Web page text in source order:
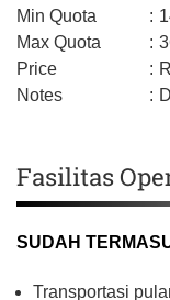
Min Quota
:
Max Quota
:
Price
:
Notes
:
Fasilitas
SUDAH
Transportasi